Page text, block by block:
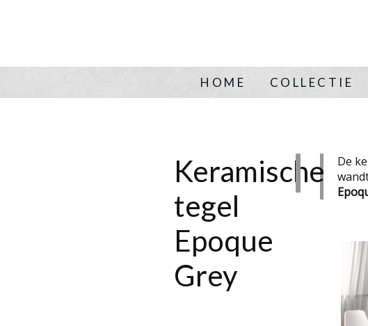
HOME COLLECTIE
Keramische
tegel
Epoque
Grey
De